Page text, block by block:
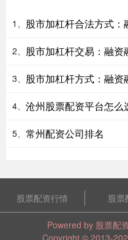
1、 股市加杠杆合法方式：
2、 股市加杠杆交易：融资
3、 股市加杠杆方式：融资
4、 沧州股票配资平台怎么
5、 常州配资公司排名
股票配资行情 股票
Powered by 股票配
Copyright © 2013-